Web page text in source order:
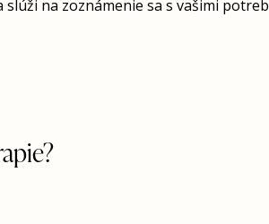
na zoznámenie sa s vašimi